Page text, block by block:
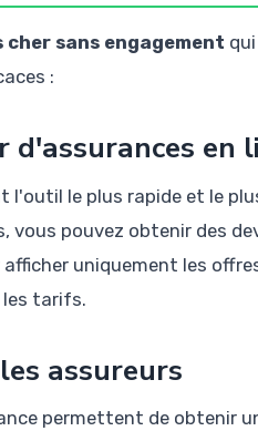
sans engagement
:
en
l'outil le plus rapide et le
vous pouvez obtenir des
uniquement les
les tarifs.
assureurs
permettent de obtenir